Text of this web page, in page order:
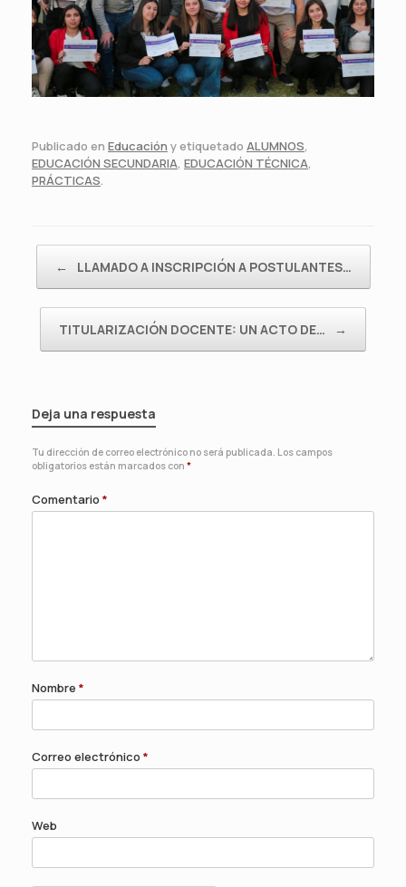
Publicado en Educación y etiquetado ALUMNOS,
EDUCACIÓN SECUNDARIA, EDUCACIÓN TÉCNICA,
PRÁCTICAS.
← LLAMADO A INSCRIPCIÓN A POSTULANTES…
TITULARIZACIÓN DOCENTE: UN ACTO DE… →
Deja una respuesta
Tu dirección de correo electrónico no será publicada. Los campos
obligatorios están marcados con *
Comentario *
Nombre *
Correo electrónico *
Web